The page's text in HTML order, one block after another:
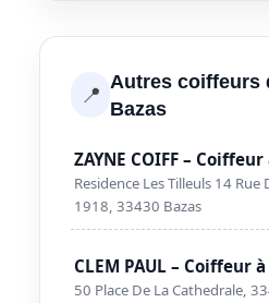
📍 Autres coiffeurs
Bazas
ZAYNE COIFF – Coiffeur
Residence Les Tilleuls 14
1918, 33430 Bazas
CLEM PAUL – Coiffeur à
50 Place De La Cathedrale,